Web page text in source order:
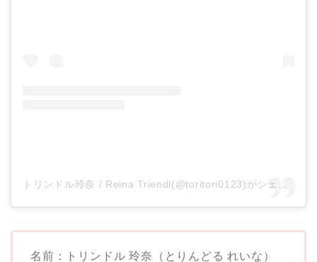
名前：トリンドル 玲奈（とりんどる れいな）